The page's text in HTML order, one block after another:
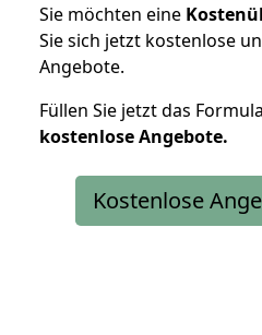
Sie möchten eine
Sie sich jetzt kostenlose
Angebote.
Füllen Sie jetzt das
kostenloseAngebote.
Kostenlose